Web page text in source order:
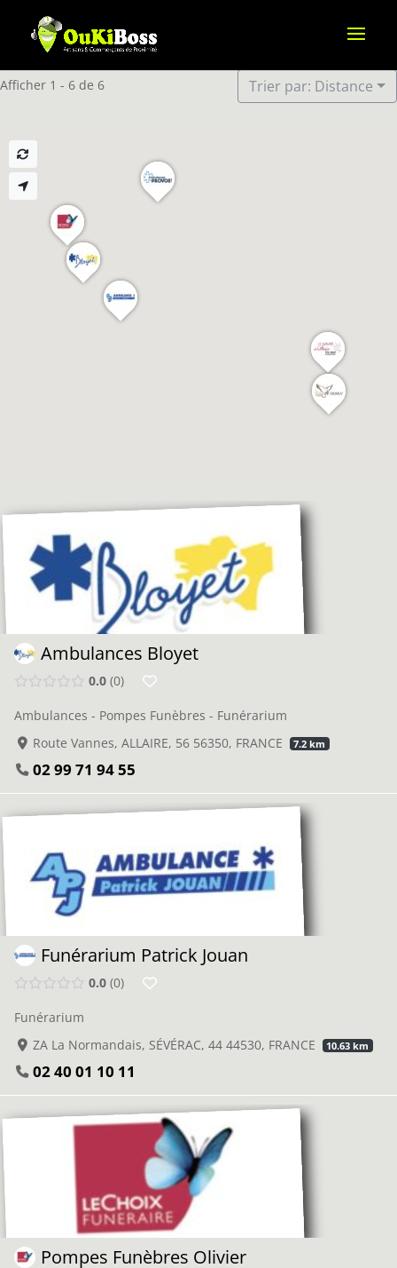
Afficher 1 - 6 de 6 Trier par: Distance
Ambulances Bloyet
0.0 0
Ambulances - Pompes Funèbres - Funérarium
Route Vannes, ALLAIRE, 56 56350, FRANCE
7.2 km
02 99 71 94 55
Funérarium Patrick Jouan
0.0 0
Funérarium
ZA La Normandais, SÉVÉRAC, 44 44530, FRANCE
10.63 km
02 40 01 10 11
Pompes Funèbres Olivier